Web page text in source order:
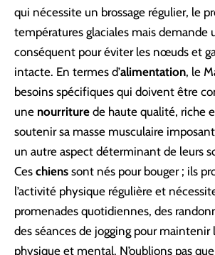
qui nécessite un brossage régulier, le
températures glaciales mais demande
conséquent pour éviter les nœuds et
intacte. En termes d’alimentation, le
besoins spécifiques qui doivent être
une nourriture de haute qualité, riche
soutenir sa masse musculaire
un autre aspect déterminant de leurs
Ces chiens sont nés pour bouger ; ils
l’activité physique régulière et
promenades quotidiennes, des
des séances de jogging pour
physique et mental. N’oublions pas